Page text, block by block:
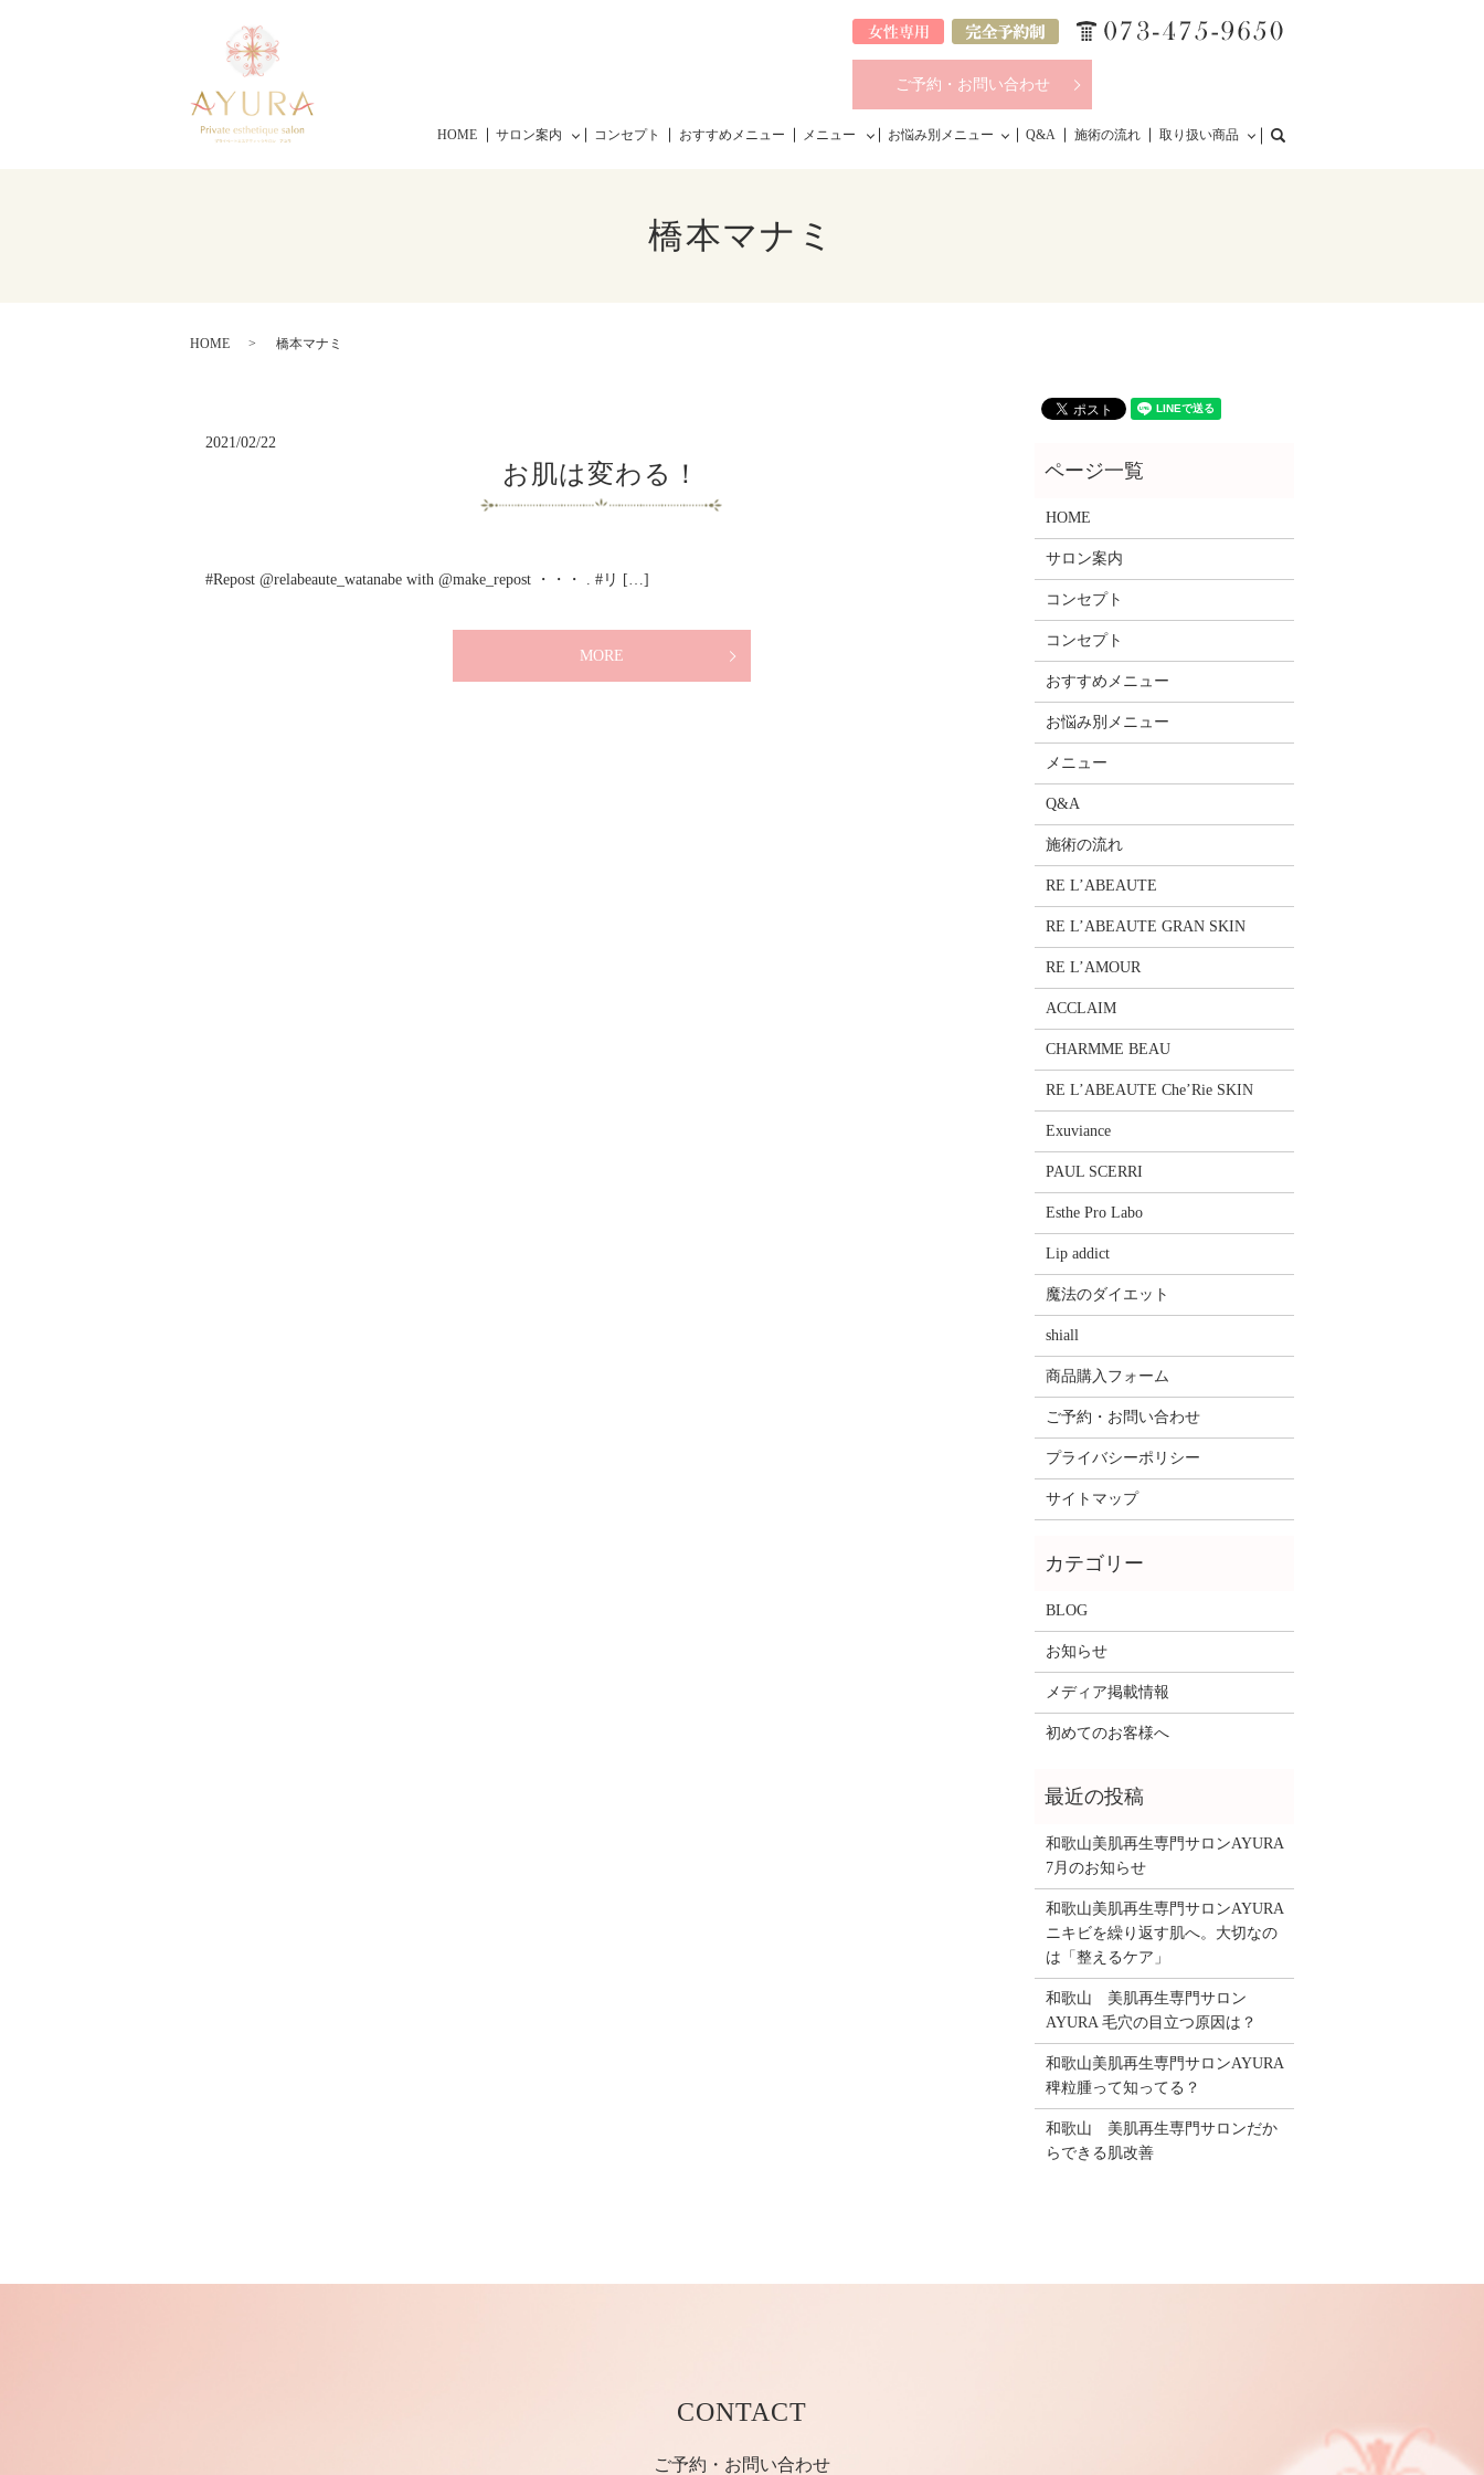
HOME サロン案内 コンセプト おすすめメニュー メニュー お悩み別メニュー Q&A 施術の流れ 取り扱い商品
ご予約・お問い合わせ
橋本マナミ
HOME 橋本マナミ
2021/02/22
お肌は変わる！
#Repost @relabeaute_watanabe with @make_repost ・・・ . #リ […]
MORE
HOME
サロン案内
コンセプト
コンセプト
おすすめメニュー
お悩み別メニュー
メニュー
Q&A
施術の流れ
RE L’ABEAUTE
RE L’ABEAUTE GRAN SKIN
RE L’AMOUR
ACCLAIM
CHARMME BEAU
RE L’ABEAUTE Che’Rie SKIN
Exuviance
PAUL SCERRI
Esthe Pro Labo
Lip addict
魔法のダイエット
shiall
商品購入フォーム
ご予約・お問い合わせ
プライバシーポリシー
サイトマップ
BLOG
お知らせ
メディア掲載情報
初めてのお客様へ
和歌山美肌再生専門サロンAYURA
7月のお知らせ
和歌山美肌再生専門サロンAYURA
ニキビを繰り返す肌へ。大切なの
は「整えるケア」
和歌山 美肌再生専門サロン
AYURA 毛穴の目立つ原因は？
和歌山美肌再生専門サロンAYURA
稗粒腫って知ってる？
和歌山 美肌再生専門サロンだか
らできる肌改善
CONTACT
ご予約・お問い合わせ